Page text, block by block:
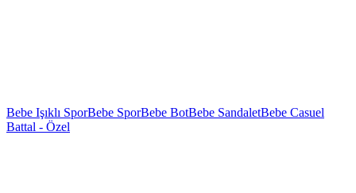
Bebe Işıklı SporBebe SporBebe BotBebe SandaletBebe Casuel
Battal - Özel